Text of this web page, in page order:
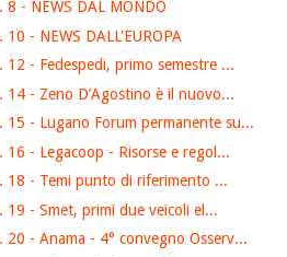
8 - NEWS DAL MONDO
- NEWS DALL'EUROPA
12 - Fedespedi, primo semestre ...
14 - Zeno D’Agostino è il nuovo...
15 - Lugano Forum permanente su...
16 - Legacoop - Risorse e regol...
18 - Temi punto di riferimento ...
19 - Smet, primi due veicoli el...
20 - Anama - 4° convegno Osserv...